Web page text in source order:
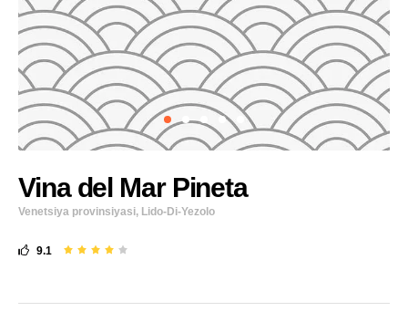
Vina del Mar Pineta
Venetsiya provinsiyasi, Lido-Di-Yezolo
9.1